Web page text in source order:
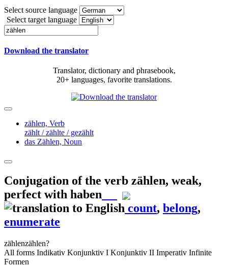
Select source language
Select target language
Download the translator
Translator, dictionary and phrasebook,
20+ languages, favorite translations.
zählen, Verb
zählt / zählte / gezählt
das Zählen, Noun
Conjugation of the verb zählen, weak,
perfect with haben
count, belong,
enumerate
zählenzählen?
All forms Indikativ Konjunktiv I Konjunktiv II Imperativ Infinite
Formen